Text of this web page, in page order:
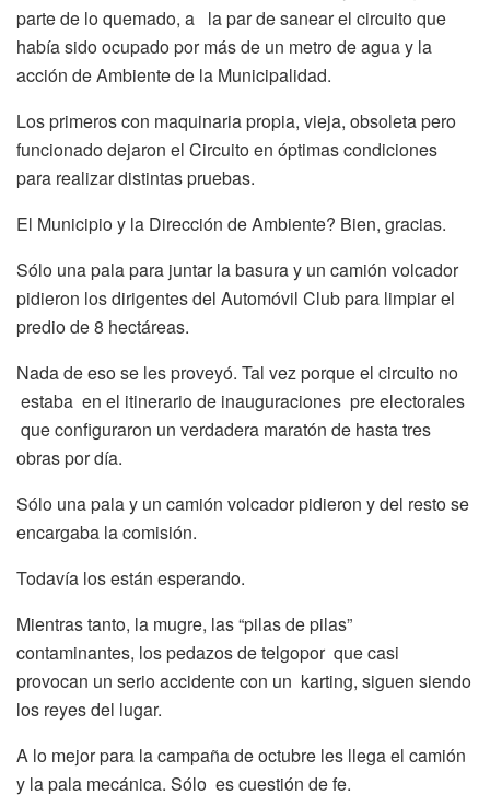
parte de lo quemado, a la par de sanear el circuito que
había sido ocupado por más de un metro de agua y la
acción de Ambiente de la Municipalidad.
Los primeros con maquinaria propia, vieja, obsoleta pero
funcionado dejaron el Circuito en óptimas condiciones
para realizar distintas pruebas.
El Municipio y la Dirección de Ambiente? Bien, gracias.
Sólo una pala para juntar la basura y un camión volcador
pidieron los dirigentes del Automóvil Club para limpiar el
predio de 8 hectáreas.
Nada de eso se les proveyó. Tal vez porque el circuito no
estaba en el itinerario de inauguraciones pre electorales
que configuraron un verdadera maratón de hasta tres
obras por día.
Sólo una pala y un camión volcador pidieron y del resto se
encargaba la comisión.
Todavía los están esperando.
Mientras tanto, la mugre, las “pilas de pilas”
contaminantes, los pedazos de telgopor que casi
provocan un serio accidente con un karting, siguen siendo
los reyes del lugar.
A lo mejor para la campaña de octubre les llega el camión
y la pala mecánica. Sólo es cuestión de fe.